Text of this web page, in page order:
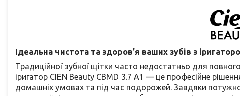
Ідеальна чистота та здоров’я ваших зубів з
Традиційної зубної щітки часто недостатньо для
іригатор CIEN Beauty CBMD 3.7 A1 — це професійне
домашніх умовах та під час подорожей. Завдяки